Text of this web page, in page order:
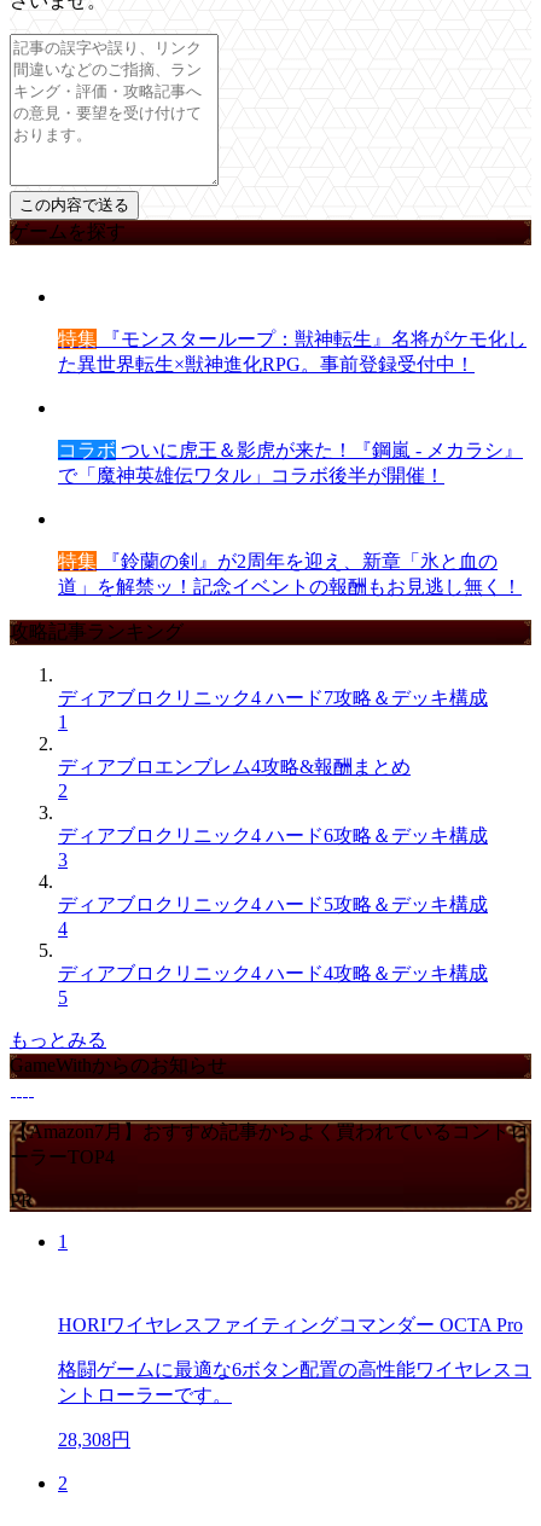
ゲームを探す
特集 『モンスターループ：獣神転生』名将がケモ化し
た異世界転生×獣神進化RPG。事前登録受付中！
コラボ ついに虎王＆影虎が来た！『鋼嵐 - メカラシ』
で「魔神英雄伝ワタル」コラボ後半が開催！
特集 『鈴蘭の剣』が2周年を迎え、新章「氷と血の
道」を解禁ッ！記念イベントの報酬もお見逃し無く！
攻略記事ランキング
ディアブロクリニック4 ハード7攻略＆デッキ構成
1
ディアブロエンブレム4攻略&報酬まとめ
2
ディアブロクリニック4 ハード6攻略＆デッキ構成
3
ディアブロクリニック4 ハード5攻略＆デッキ構成
4
ディアブロクリニック4 ハード4攻略＆デッキ構成
5
もっとみる
GameWithからのお知らせ
【Amazon7月】おすすめ記事からよく買われているコントロ
ーラーTOP4
PR
1
HORIワイヤレスファイティングコマンダー OCTA Pro
格闘ゲームに最適な6ボタン配置の高性能ワイヤレスコ
ントローラーです。
28,308円
2